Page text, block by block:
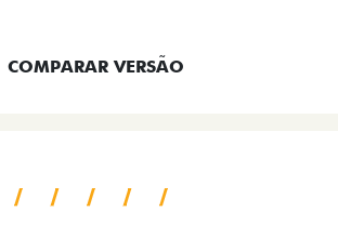
COMPARAR VERSÃO